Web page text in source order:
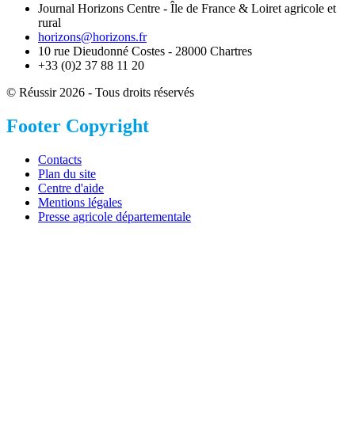
Journal Horizons Centre - Île de France & Loiret agricole et
rural
horizons@horizons.fr
10 rue Dieudonné Costes - 28000 Chartres
+33 (0)2 37 88 11 20
© Réussir 2026 - Tous droits réservés
Footer Copyright
Contacts
Plan du site
Centre d'aide
Mentions légales
Presse agricole départementale